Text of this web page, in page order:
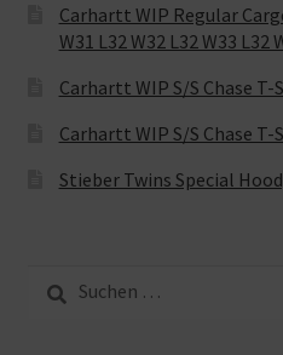
Carhartt WIP Regular
W31 L32 W32 L32 W33 L32
Carhartt WIP S/S Chase
Carhartt WIP S/S Chase
Stieber Twins Special
nach: